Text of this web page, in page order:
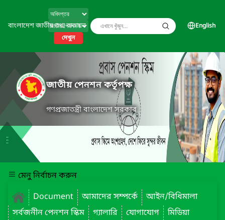
বাংলাদেশ জাতীয় তথ্য বাতায়ন
দেখুন
English
জাতীয় পেনশন কর্তৃপক্ষ
গণপ্রজাতন্ত্রী বাংলাদেশ সরকার
মেনু নির্বাচন করুন
Document
আমাদের সম্পর্কে
আইন/বিধিমালা
সর্বজনীন পেনশন স্কিম
গ্যালারি যোগাযোগ
মিডিয়া